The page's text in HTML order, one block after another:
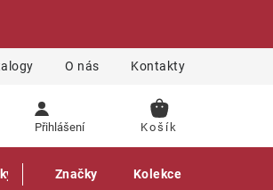
O nás Kontakty
Přihlášení
NÁKUPNÍ
Gastro produkty
Značky Kolekce